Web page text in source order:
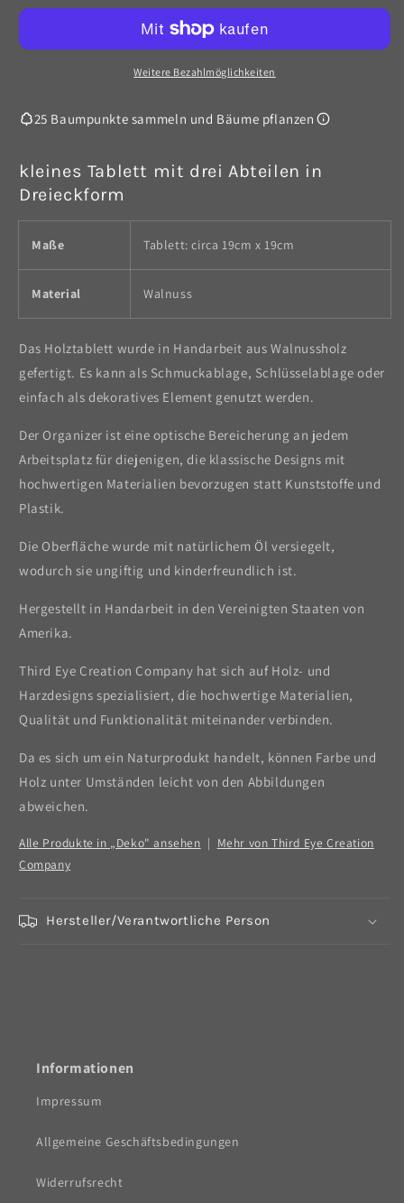
aus
-
aus
Walnussholz
-
Dreieck
Weitere Bezahlmöglichkeiten
25 Baumpunkte sammeln und Bäume pflanzen
kleines Tablett mit drei Abteilen in
Dreieckform
Maße Tablett: circa 19cm x 19cm
Material Walnuss
Das Holztablett wurde in Handarbeit aus Walnussholz
gefertigt. Es kann als Schmuckablage, Schlüsselablage oder
einfach als dekoratives Element genutzt werden.
Der Organizer ist eine optische Bereicherung an jedem
Arbeitsplatz für diejenigen, die klassische Designs mit
hochwertigen Materialien bevorzugen statt Kunststoffe und
Plastik.
Die Oberfläche wurde mit natürlichem Öl versiegelt,
wodurch sie ungiftig und kinderfreundlich ist.
Hergestellt in Handarbeit in den Vereinigten Staaten von
Amerika.
Third Eye Creation Company hat sich auf Holz- und
Harzdesigns spezialisiert, die hochwertige Materialien,
Qualität und Funktionalität miteinander verbinden.
Da es sich um ein Naturprodukt handelt, können Farbe und
Holz unter Umständen leicht von den Abbildungen
abweichen.
Alle Produkte in „Deko" ansehen | Mehr von Third Eye Creation
Company
Hersteller/Verantwortliche Person
Informationen
Impressum
Allgemeine Geschäftsbedingungen
Widerrufsrecht